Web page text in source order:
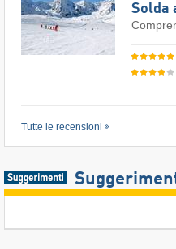
Solda
Tutte le recensioni